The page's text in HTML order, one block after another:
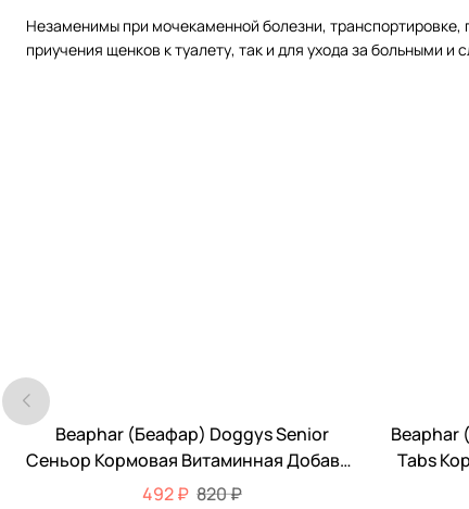
Незаменимы при мочекаменной болезни,
приучения щенков к туалету, так и для ухода за больными
-40%
Beaphar (Беафар) Doggys Senior
Сеньор Кормовая Витаминная Добавка
Для Пожилых Собак 75шт 11519
492 ₽ 820 ₽
-50%
Beaphar
Tabs